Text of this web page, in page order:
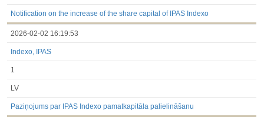
Notification on the increase of the share capital of IPAS Indexo
2026-02-02 16:19:53
Indexo, IPAS
1
LV
Paziņojums par IPAS Indexo pamatkapitāla palielināšanu